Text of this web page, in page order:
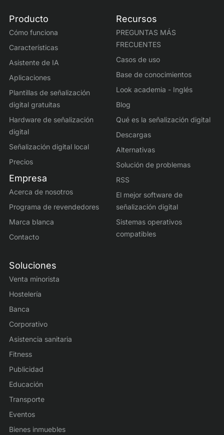
Producto
Cómo funciona
Características
Asistente de IA
Aplicaciones
Plantillas de señalización
digital gratuitas
Hardware de señalización
digital
Señalización digital local
Precios
Empresa
Acerca de nosotros
Programa de revendedores
Marca blanca
Contacto
Soluciones
Venta minorista
Hostelería
Banca
Corporativo
Asistencia sanitaria
Fitness
Publicidad
Educación
Transporte
Eventos
Bienes inmuebles
Recursos
PREGUNTAS MÁS
FRECUENTES
Casos de uso
Base de conocimientos
Look academia - Inglés
Blog
Qué es la señalización digital
Descargas
Alternativas
Solución de problemas
RSS
El mejor software de
señalización digital
Sistemas operativos
compatibles